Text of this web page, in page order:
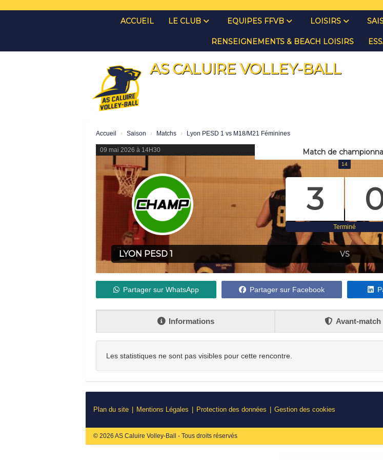
ACCUEIL LE CLUB EQUIPES FFVB LOISIRS
RENSEIGNEMENTS & BEACH LOISIRS
AS CALUIRE VOLLEY-BALL
Accueil Saison Matchs Lyon PESD 1 vs M18/M21 Féminines
09 mai 2026 à 14H30 Match de
14
3
Terminé
LYON PESD 1 VS
Partager sur WhatsApp Partager sur Facebook
Informations Avant-match
Les statistiques ne sont pas visibles pour cette rencontre.
Plan du site Mentions Légales Protection des données Gestion des cookies
© 2026 AS Caluire Volley-Ball - Tous droits réservés